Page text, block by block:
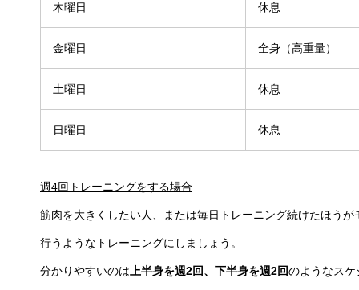
木曜日 休息
金曜日 全身（高重量）
土曜日 休息
日曜日 休息
週4回トレーニングをする場合
筋肉を大きくしたい人、または毎日トレーニング続けたほう
行うようなトレーニングにしましょう。
分かりやすいのは 上半身を週2回、下半身を週2回のようなス